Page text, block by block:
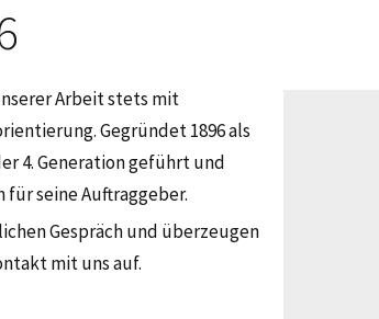
Arbeit stets mit
Gegründet 1896 als
4. Generation geführt und
seine Auftraggeber.
Gespräch und überzeugen
mit uns auf.